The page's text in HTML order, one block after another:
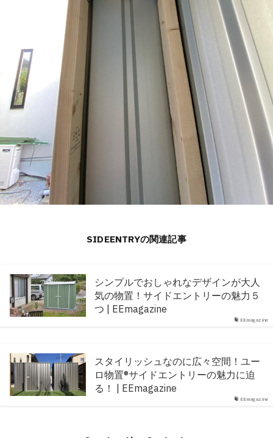
SIDEENTRYの関連記事
EEmagazine
シンプルでおしゃれなデザインが大人
気の物置！サイドエントリーの魅力５
つ | EEmagazine
EEmagazine
スタイリッシュなのに広々空間！ユー
ロ物置®︎サイドエントリーの魅力に迫
る！ | EEmagazine